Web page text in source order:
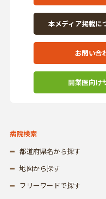
本メディア掲載に
お問い合
開業医向け
病院検索
都道府県名から探す
地図から探す
フリーワードで探す